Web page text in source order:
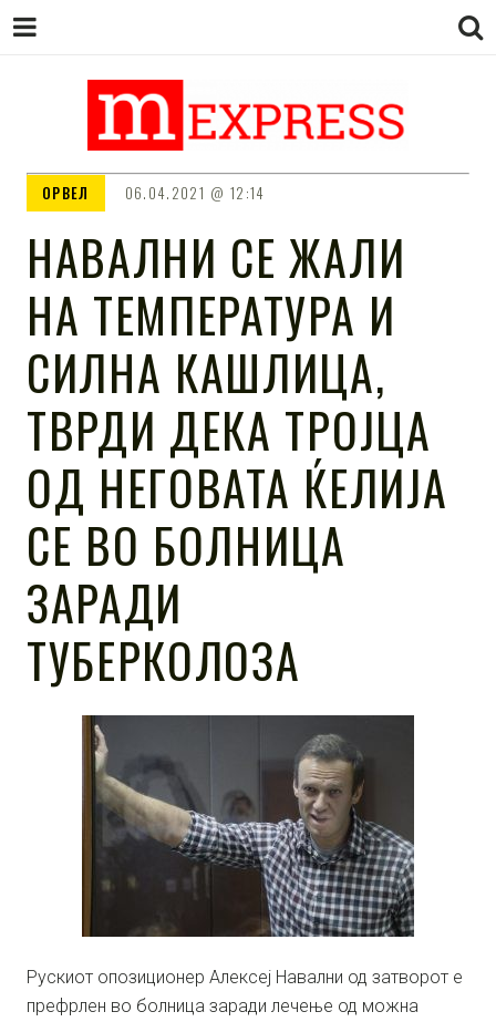
M EXPRESS
ОРВЕЛ 06.04.2021 12:14
НАВАЛНИ СЕ ЖАЛИ
НА ТЕМПЕРАТУРА И
СИЛНА КАШЛИЦА,
ТВРДИ ДЕКА ТРОЈЦА
ОД НЕГОВАТА ЌЕЛИЈА
СЕ ВО БОЛНИЦА
ЗАРАДИ
ТУБЕРКОЛОЗА
Рускиот опозиционер Алексеј Навални од затворот е
префрлен во болница заради лечење од можна